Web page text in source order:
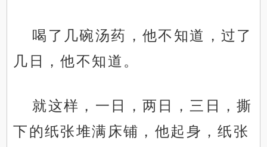
喝了几碗汤药，他不知道，过了
几日，他不知道。
就这样，一日，两日，三日，撕
下的纸张堆满床铺，他起身，纸张